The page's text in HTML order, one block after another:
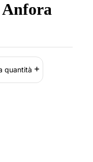
Anfora
quantità